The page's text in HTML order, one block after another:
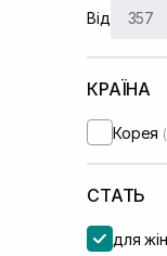
Dr.
I'm
IS
Isehan
Needly
Purito
Від
КРАЇНА
Корея
СТАТЬ
для